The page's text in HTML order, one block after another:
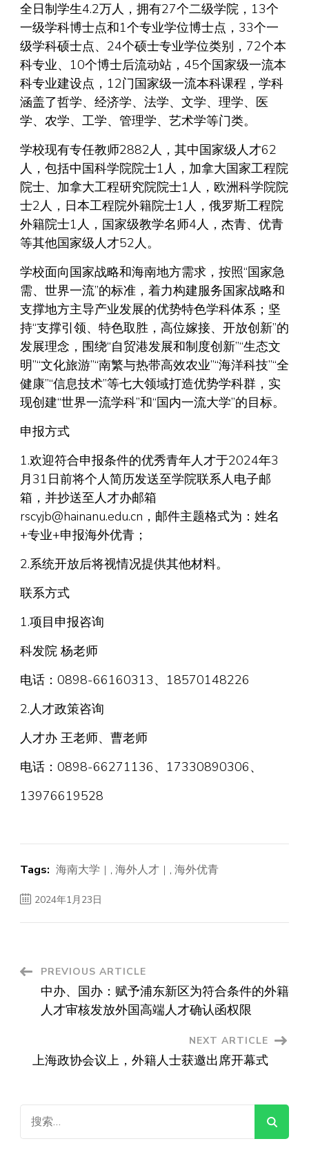
全日制学生4.2万人，拥有27个二级学院，13个
一级学科博士点和1个专业学位博士点，33个一
级学科硕士点、24个硕士专业学位类别，72个本
科专业、10个博士后流动站，45个国家级一流本
科专业建设点，12门国家级一流本科课程，学科
涵盖了哲学、经济学、法学、文学、理学、医
学、农学、工学、管理学、艺术学等门类。
学校现有专任教师2882人，其中国家级人才62
人，包括中国科学院院士1人，加拿大国家工程院
院士、加拿大工程研究院院士1人，欧洲科学院院
士2人，日本工程院外籍院士1人，俄罗斯工程院
外籍院士1人，国家级教学名师4人，杰青、优青
等其他国家级人才52人。
学校面向国家战略和海南地方需求，按照“国家急
需、世界一流”的标准，着力构建服务国家战略和
支撑地方主导产业发展的优势特色学科体系；坚
持“支撑引领、特色取胜，高位嫁接、开放创新”的
发展理念，围绕“自贸港发展和制度创新”“生态文
明”“文化旅游”“南繁与热带高效农业”“海洋科技”“全
健康”“信息技术”等七大领域打造优势学科群，实
现创建“世界一流学科”和“国内一流大学”的目标。
申报方式
1.欢迎符合申报条件的优秀青年人才于2024年3
月31日前将个人简历发送至学院联系人电子邮
箱，并抄送至人才办邮箱
rscyjb@hainanu.edu.cn，邮件主题格式为：姓名
+专业+申报海外优青；
2.系统开放后将视情况提供其他材料。
联系方式
1.项目申报咨询
科发院 杨老师
电话：0898-66160313、18570148226
2.人才政策咨询
人才办 王老师、曹老师
电话：0898-66271136、17330890306、
13976619528
Tags: 海南大学 , 海外人才 , 海外优青
2024年1月23日
Post
Navigation
PREVIOUS ARTICLE
中办、国办：赋予浦东新区为符合条件的外籍
人才审核发放外国高端人才确认函权限
NEXT ARTICLE
上海政协会议上，外籍人士获邀出席开幕式
索：